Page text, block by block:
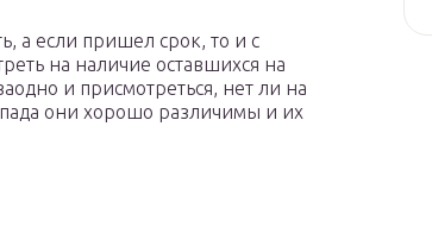
а если пришел срок, то и с
на наличие оставшихся на
и присмотреться, нет ли на
они хорошо различимы и их